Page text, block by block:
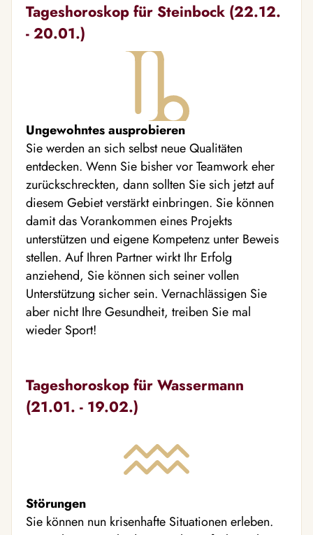
Tageshoroskop für Steinbock (22.12.
- 20.01.)
Ungewohntes ausprobieren
Sie werden an sich selbst neue Qualitäten
entdecken. Wenn Sie bisher vor Teamwork eher
zurückschreckten, dann sollten Sie sich jetzt auf
diesem Gebiet verstärkt einbringen. Sie können
damit das Vorankommen eines Projekts
unterstützen und eigene Kompetenz unter Beweis
stellen. Auf Ihren Partner wirkt Ihr Erfolg
anziehend, Sie können sich seiner vollen
Unterstützung sicher sein. Vernachlässigen Sie
aber nicht Ihre Gesundheit, treiben Sie mal
wieder Sport!
Tageshoroskop für Wassermann
(21.01. - 19.02.)
Störungen
Sie können nun krisenhafte Situationen erleben.